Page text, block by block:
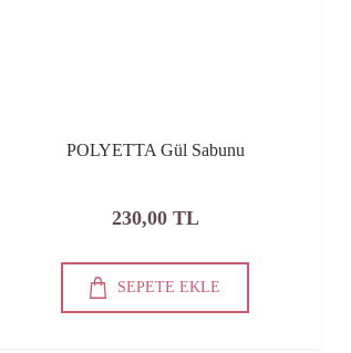
POLYETTA Gül Sabunu
230,00 TL
SEPETE EKLE